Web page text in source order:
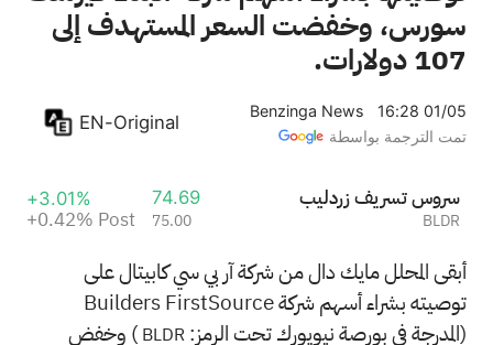
سورس، وخفضت السعر المستهدف إلى
107 دولارات.
Benzinga News
16:28 01/05
تمت الترجمة بواسطة
EN-Original
بيلدرز فيرست سورس
BLDR
74.69
75.00
+3.01%
+0.42% Post
أبقى المحلل مايك دال من شركة آر بي سي كابيتال على
توصيته بشراء أسهم شركة Builders FirstSource
(المدرجة في بورصة نيويورك تحت الرمز: BLDR) وخفض